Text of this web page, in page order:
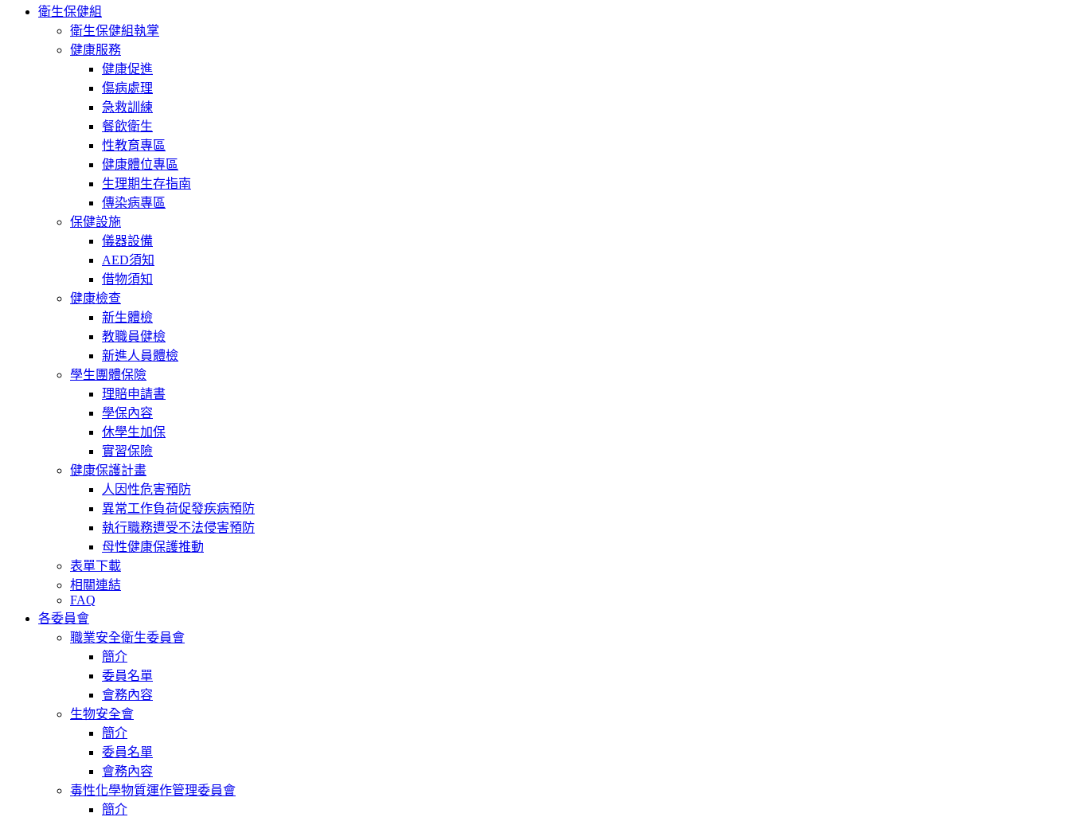
衛生保健組
衛生保健組執掌
健康服務
健康促進
傷病處理
急救訓練
餐飲衛生
性教育專區
健康體位專區
生理期生存指南
傳染病專區
保健設施
儀器設備
AED須知
借物須知
健康檢查
新生體檢
教職員健檢
新進人員體檢
學生團體保險
理賠申請書
學保內容
休學生加保
實習保險
健康保護計畫
人因性危害預防
異常工作負荷促發疾病預防
執行職務遭受不法侵害預防
母性健康保護推動
表單下載
相關連結
FAQ
各委員會
職業安全衛生委員會
簡介
委員名單
會務內容
生物安全會
簡介
委員名單
會務內容
毒性化學物質運作管理委員會
簡介